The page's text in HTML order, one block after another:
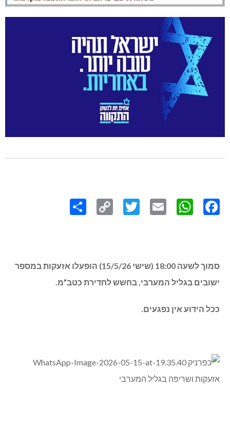
Link
סמוך לשעה 18:00 (שישי 15/5/26) הופעלו אזעקות במספר
ישובים בגליל המערבי, בחשש לחדירת כטב”מ.
ככל הידוע אין נפגעים.